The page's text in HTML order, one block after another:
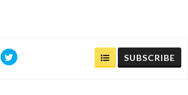
SUBSCRIBE